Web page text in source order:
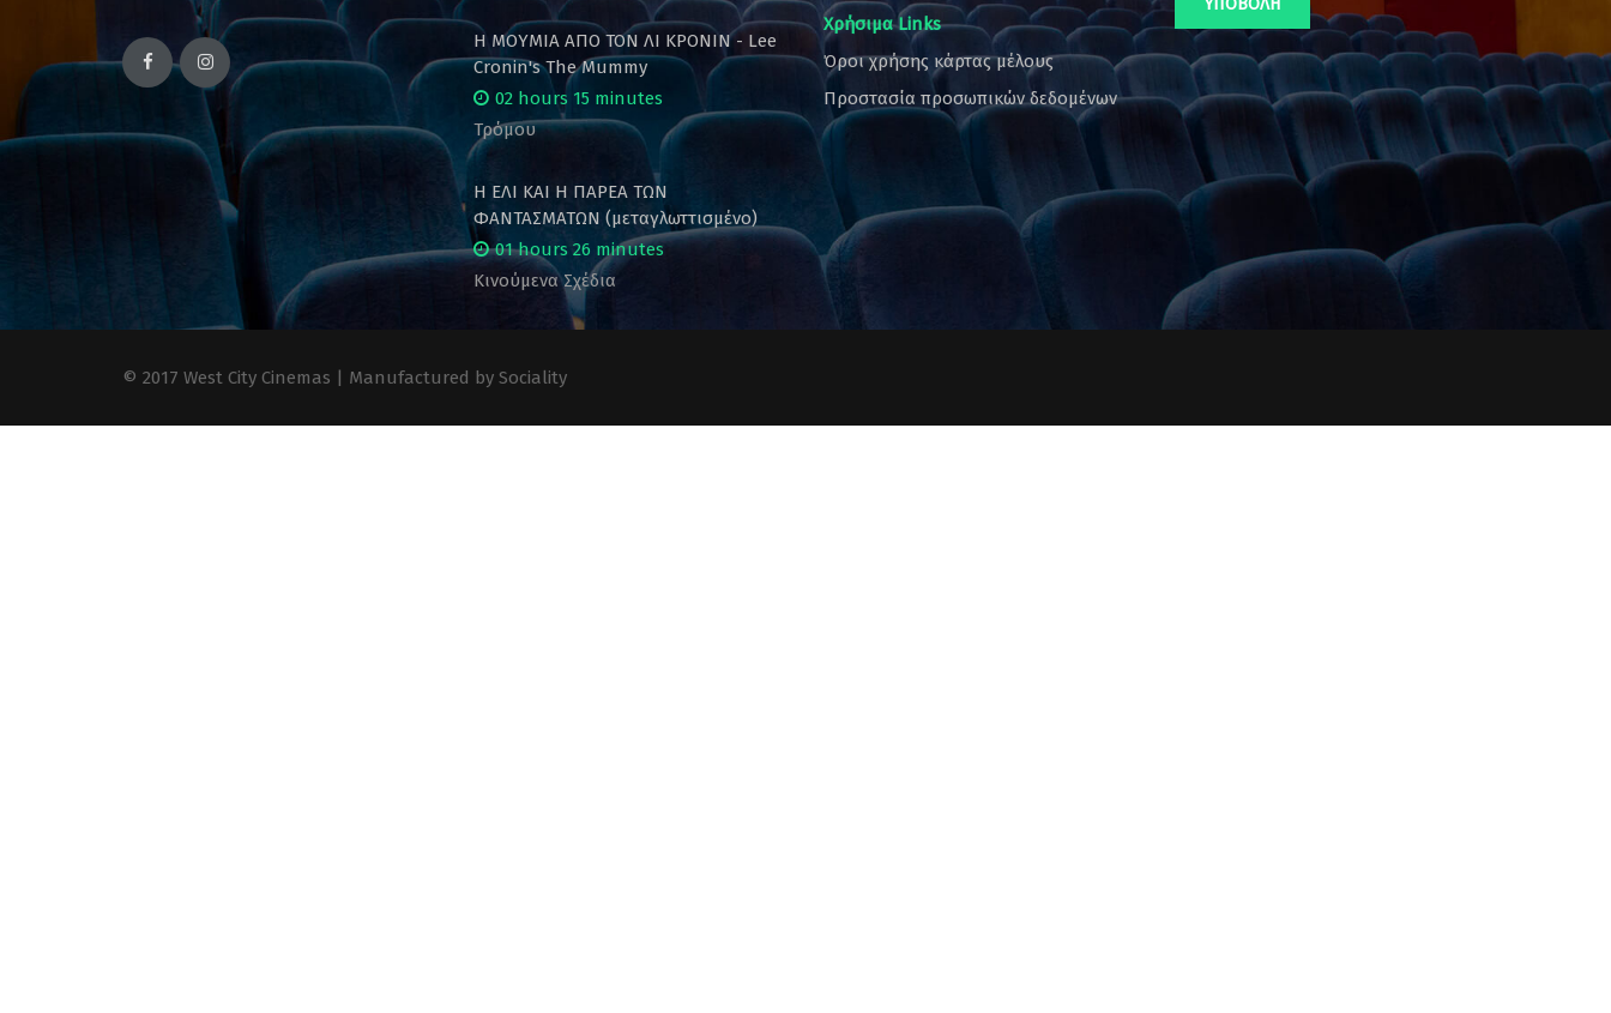
Η ΜΟΥΜΙΑ ΑΠΟ ΤΟΝ ΛΙ ΚΡΟΝΙΝ - Lee
Cronin's The Mummy
02 hours 15 minutes
Τρόμου
Η ΕΛΙ ΚΑΙ Η ΠΑΡΕΑ ΤΩΝ
ΦΑΝΤΑΣΜΑΤΩΝ (μεταγλωττισμένο)
01 hours 26 minutes
Κινούμενα Σχέδια
Χρήσιμα Links
Όροι χρήσης κάρτας μέλους
Προστασία προσωπικών δεδομένων
© 2017 West City Cinemas | Manufactured by Sociality